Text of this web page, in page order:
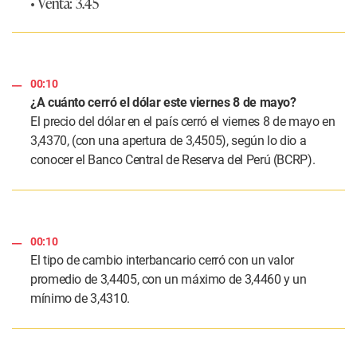
00:10
¿A cuánto cerró el dólar este viernes 8 de mayo?
El precio del dólar en el país cerró el viernes 8 de mayo en
3,4370, (con una apertura de 3,4505), según lo dio a
conocer el Banco Central de Reserva del Perú (BCRP).
00:10
El tipo de cambio interbancario cerró con un valor
promedio de 3,4405, con un máximo de 3,4460 y un
mínimo de 3,4310.